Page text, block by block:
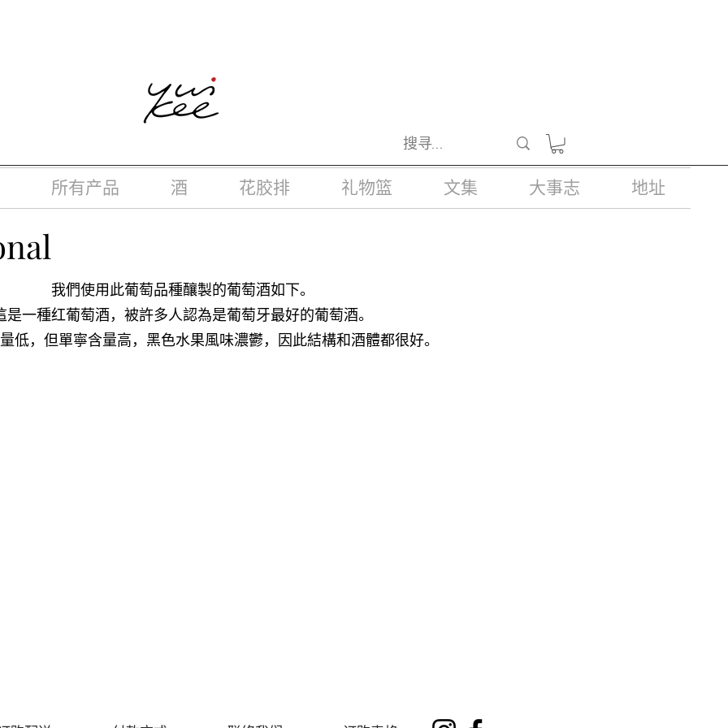
所有产品 酒 花胶排 礼物篮 文集 大事志 地址
我們使用此葡萄品種釀製的葡萄酒如下。
是一種红葡萄酒，被許多人認為是葡萄牙最好的葡萄酒。
低，但單寧含量高，黑色水果風味濃鬱，因此結構和酒體都很好。